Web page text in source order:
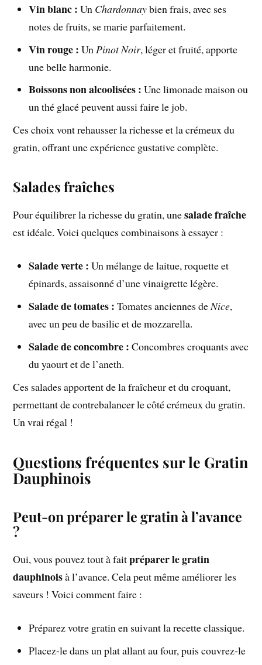
Vin blanc : Un Chardonnaybien frais, avec ses
notes de fruits, se marie parfaitement.
Vin rouge : Un Pinot Noir, léger et fruité, apporte
une belle harmonie.
Boissons non alcoolisées : Une limonade maison ou
un thé glacé peuvent aussi faire le job.
Ces choix vont rehausser la richesse et la crémeux du
gratin, offrant une expérience gustative complète.
Salades fraîches
Pour équilibrer la richesse du gratin, unesalade fraîche
est idéale. Voici quelques combinaisons à essayer :
Salade verte : Un mélange de laitue, roquette et
épinards, assaisonné d’une vinaigrette légère.
Salade de tomates : Tomates anciennes deNice,
avec un peu de basilic et de mozzarella.
Salade de concombre : Concombres croquants avec
du yaourt et de l’aneth.
Ces salades apportent de la fraîcheur et du croquant,
permettant de contrebalancer le côté crémeux du gratin.
Un vrai régal !
Questions fréquentes sur le Gratin
Dauphinois
Peut-on préparer le gratin à l’avance
?
Oui, vous pouvez tout à faitpréparer le gratin
dauphinoisà l’avance. Cela peut même améliorer les
saveurs ! Voici comment faire :
Préparez votre gratin en suivant la recette classique.
Placez-le dans un plat allant au four, puis couvrez-le